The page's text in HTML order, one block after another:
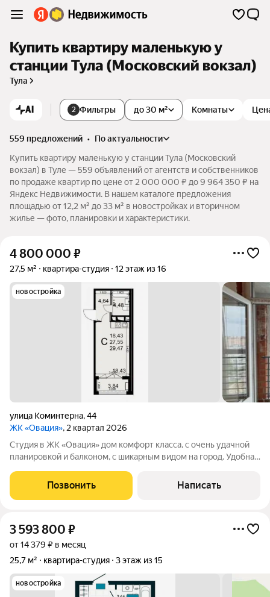
Купить квартиру маленькую у
станции Тула (Московский вокзал)
Тула
AI 2 Фильтры Комнаты
до 30 м²
559 предложений •
по актуальности
Купить квартиру маленькую у станции Тула (Московский
вокзал) в Туле — 559 объявлений от агентств и собственников
по продаже квартир по цене от 2 000 000 ₽ до 9 964 350 ₽ на
Яндекс Недвижимости. В нашем каталоге предложения
площадью от 12,2 м² до 33 м² в новостройках и вторичном
жилье — фото, планировки и характеристики.
4 800 000 ₽
27,5 м² квартира-студия 12 этаж из 16
новостройка
улица Коминтерна,44
ЖК «Овация», 2 квартал 2026
Студия в ЖК «Овация» дом комфорт класса, с очень удачной
планировкой и балконом, с шикарным видом на город. Удобная
Квартира в предчистовой отделке:- полусухая стяжка с
шумоизоляцией- стены
Позвонить Написать
3 593 800 ₽
от 14 379 ₽ в месяц
25,7 м²
квартира-студия 3 этаж из 15
новостройка